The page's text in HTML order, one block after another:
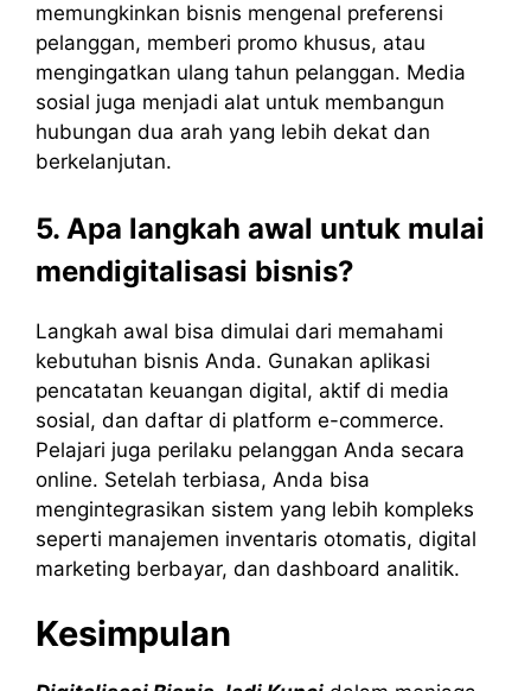
memungkinkan bisnis mengenal preferensi
pelanggan, memberi promo khusus, atau
mengingatkan ulang tahun pelanggan. Media
sosial juga menjadi alat untuk membangun
hubungan dua arah yang lebih dekat dan
berkelanjutan.
5. Apa langkah awal untuk mulai
mendigitalisasi bisnis?
Langkah awal bisa dimulai dari memahami
kebutuhan bisnis Anda. Gunakan aplikasi
pencatatan keuangan digital, aktif di media
sosial, dan daftar di platform e-commerce.
Pelajari juga perilaku pelanggan Anda secara
online. Setelah terbiasa, Anda bisa
mengintegrasikan sistem yang lebih kompleks
seperti manajemen inventaris otomatis, digital
marketing berbayar, dan dashboard analitik.
Kesimpulan